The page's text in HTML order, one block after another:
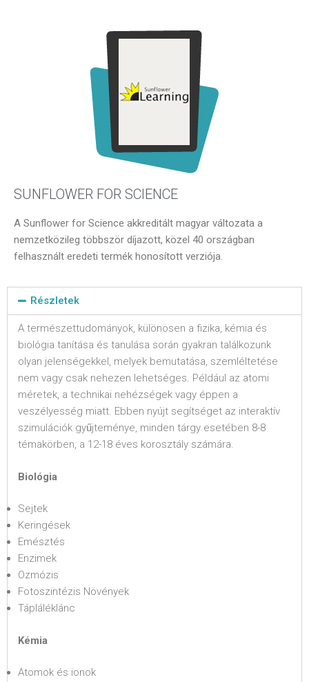
SUNFLOWER FOR SCIENCE
A Sunflower for Science akkreditált magyar változata a
nemzetközileg többször díjazott, közel 40 országban
felhasznált eredeti termék honosított verziója.
Részletek
A természettudományok, különösen a fizika, kémia és
biológia tanítása és tanulása során gyakran találkozunk
olyan jelenségekkel, melyek bemutatása, szemléltetése
nem vagy csak nehezen lehetséges. Például az atomi
méretek, a technikai nehézségek vagy éppen a
veszélyesség miatt. Ebben nyújt segítséget az interaktív
szimulációk gyűjteménye, minden tárgy esetében 8-8
témakörben, a 12-18 éves korosztály számára.
Biológia
Sejtek
Keringések
Emésztés
Enzimek
Ozmózis
Fotoszintézis Növények
Tápláléklánc
Kémia
Atomok és ionok